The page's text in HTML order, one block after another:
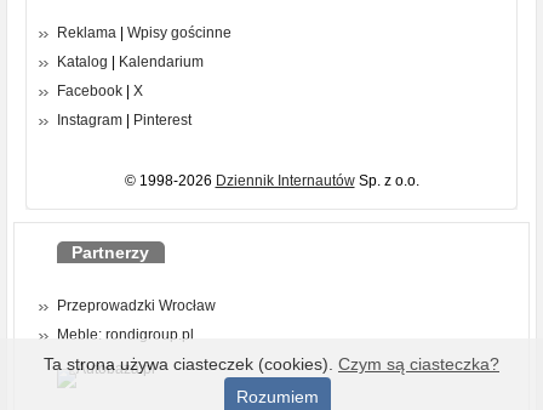
Reklama
Wpisy gościnne
Katalog
Kalendarium
Facebook
X
Instagram
Pinterest
© 1998-2026 Dziennik InternautówSp. z o.o.
Partnerzy
Przeprowadzki Wrocław
Meble: rondigroup.pl
Ta strona używa ciasteczek (cookies). Czym są ciasteczka?
Rozumiem